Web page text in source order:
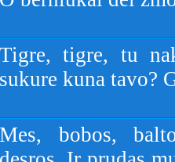
Tigre, tigre, tu
sukure kuna tavo?
Mes, bobos,